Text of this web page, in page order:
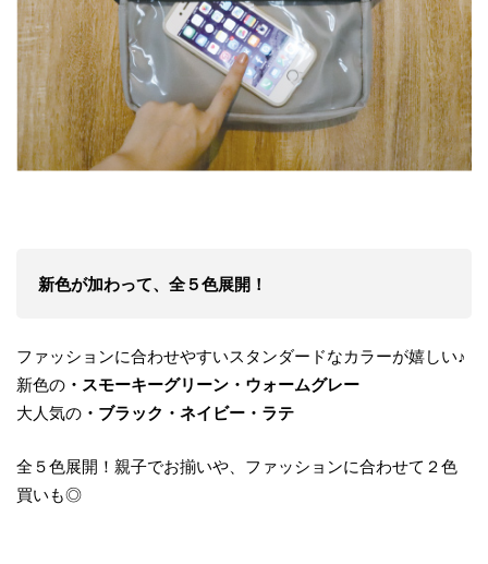
​新色が加わって、全５色展開！
ファッションに合わせやすいスタンダードなカラーが嬉しい♪
新色の ・スモーキーグリーン・ウォームグレー
大人気の ・ブラック・ネイビー・ラテ
全５色展開！親子でお揃いや、ファッションに合わせて２色
買いも◎